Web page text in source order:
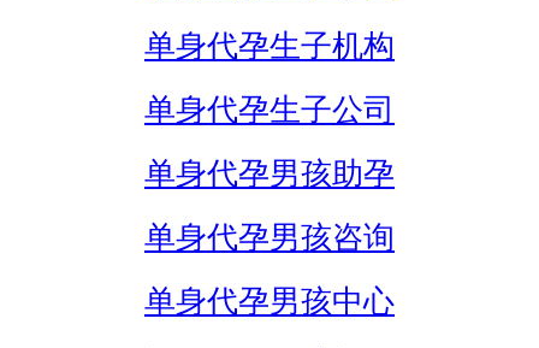
单身代孕生子机构
单身代孕生子公司
单身代孕男孩助孕
单身代孕男孩咨询
单身代孕男孩中心